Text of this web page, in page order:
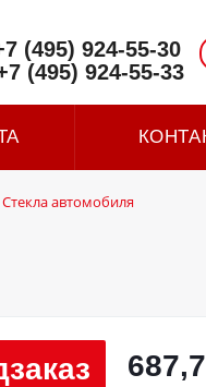
(495) 924-55-30
(495) 924-55-33
Стекла автомобиля